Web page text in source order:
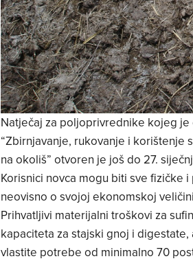
Natječaj za poljoprivrednike kojeg
“Zbirnjavanje, rukovanje i korištenje
na okoliš” otvoren je još do 27.
Korisnici novca mogu biti sve fizičke
neovisno o svojoj ekonomskoj
Prihvatljivi materijalni troškovi za
kapaciteta za stajski gnoj i
vlastite potrebe od minimalno 70